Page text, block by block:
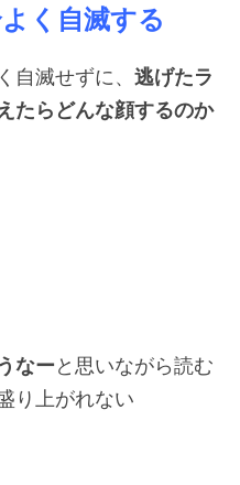
く自滅する
自滅せずに、 逃げたラ
たらどんな顔するのか
なーと思いながら読む
り上がれない